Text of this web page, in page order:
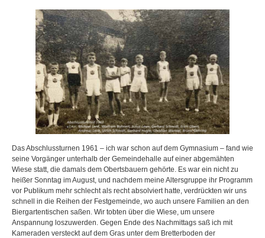
Das Abschlussturnen 1961 – ich war schon auf dem Gymnasium – fand wie
seine Vorgänger unterhalb der Gemeindehalle auf einer abgemähten
Wiese statt, die damals dem Obertsbauern gehörte. Es war ein nicht zu
heißer Sonntag im August, und nachdem meine Altersgruppe ihr Programm
vor Publikum mehr schlecht als recht absolviert hatte, verdrückten wir uns
schnell in die Reihen der Festgemeinde, wo auch unsere Familien an den
Biergartentischen saßen. Wir tobten über die Wiese, um unsere
Anspannung loszuwerden. Gegen Ende des Nachmittags saß ich mit
Kameraden versteckt auf dem Gras unter dem Bretterboden der